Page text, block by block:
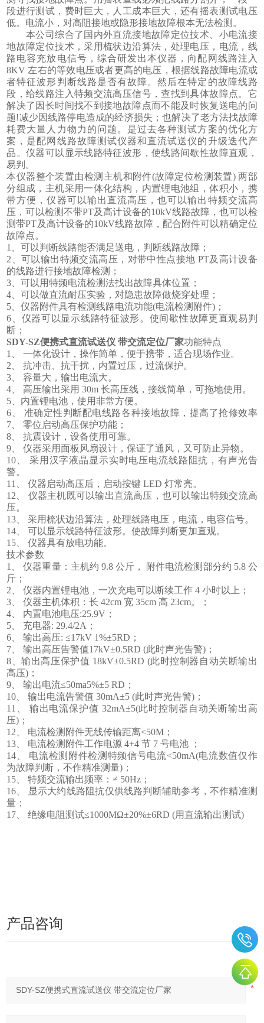
段进行测试，费时巨大，人工成本巨大，还有摇表测试电压
低。电流小，对高阻接地或隐形接地故障根本无法检测。
本公司综合了国内外直流接地故障定位技术、小电流接
地故障定位技术，采用梳状边沿算法，处理电压，电流，线
路电容充放电信号，综合研发出本仪器，向配网线路注入
8KV 左右的等效电压或者更高的电压，根据线路故障电流或
者特征波形判断线路是否有故障。然后在特定的故障线路
段，给线路注入特频交流高压信号，查找到具体故障点。它
解决了因长时间找不到接地故障点而不能及时恢复送电的问
题!减少因线路停电造成的经济损失；也解决了老方法找故障
耗费大量人力物力的问题。是过去各种测试方案的优化方
案，是配网线路故障测试仪器和直流试送仪的升级迭代产
品。仪器可以显示线路特征波形，使线路间歇性故障直观，
易判。
本仪器整个装置由检测主机和附件(故障定位检测装置) 两部
分组成，主机采用一体化结构，内置锂电池组，体积小，携
带方便，仪器可以输出直流高压，也可以输出特频交流高
压，可以检测不带PT及高计设备的10kV线路故障，也可以检
测带PT及高计设备的10kV线路故障，配合附件可以精确定位
故障点。
1、可以判断线路能否满足送电，判断线路故障；
2、可以输出特频交流高压，对带中性点接地 PT及高计设备
的线路进行接地故障检测；
3、可以用特频电流检测法找出故障具体位置；
4、可以做直流耐压实验，对隐患故障做烧穿处理；
5、仪器附件具有检测线路电流功能(电流检测附件)；
6、仪器可以显示线路特征波形。使间歇性故障更直观易判
断；
SDY-SZ便携式直流试送仪 带交流定位厂家功能特点
1、 一体化设计，操作简单，便于携带，适合现场作业。
2、 抗冲击、抗干扰，内置过压，过流保护。
3、 容量大，输出电流大。
4、 高压输出采用 30m 长高压线，接线简单，可拖地使用。
5、内置锂电池，使用非常方便。
6、 准确定性判断配电线路各种接地故障，提高了抢修效率
7、 零位启动高压保护功能；
8、 抗震设计，设备使用可靠。
9、 仪器采用面板风扇设计，保证了通风，又可防止异物。
10、 采用汉字液晶显示实时电压电流线路阻抗，有声光告
警。
11、 仪器启动高压后，启动按键 LED 灯常亮。
12、 仪器主机既可以输出直流高压，也可以输出特频交流高
压。
13、 采用梳状边沿算法，处理线路电压，电流，电容信号。
14、 可以显示线路特征波形。使故障判断更加直观。
15、 仪器具有放电功能。
技术参数
1、 仪器重量：主机约 9.8 公斤， 附件电流检测部分约 5.8 公
斤；
2、 仪器内置锂电池，一次充电可以断续工作 4 小时以上；
3、 仪器主机体积：长 42cm 宽 35cm 高 23cm。；
4、 内置电池电压:25.9V；
5、 充电器: 29.4/2A；
6、 输出高压: ≤17kV 1%±5RD；
7、 输出高压告警值17kV±0.5RD (此时声光告警)；
8、输出高压保护值 18kV±0.5RD (此时控制器自动关断输出
高压)；
9、 输出电流≤50ma5%±5 RD；
10、 输出电流告警值 30mA±5 (此时声光告警)；
11、 输出电流保护值 32mA±5(此时控制器自动关断输出高
压)；
12、 电流检测附件无线传输距离<50M；
13、 电流检测附件工作电源 4+4 节 7 号电池 ；
14、 电流检测附件检测特频信号电流<50mA(电流数值仅作
为故障判断，不作精准测量)；
15、 特频交流输出频率：≠ 50Hz；
16、 显示大约线路阻抗仅供线路判断辅助参考，不作精准测
量；
17、 绝缘电阻测试≤1000MΩ±20%±6RD (用直流输出测试)
产品咨询